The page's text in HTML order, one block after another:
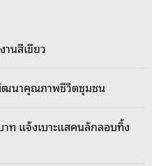
นสีเขียว
นาคุณภาพชีวิตชุมชน
ท แจ้งเบาะแสคนลักลอบทิ้ง